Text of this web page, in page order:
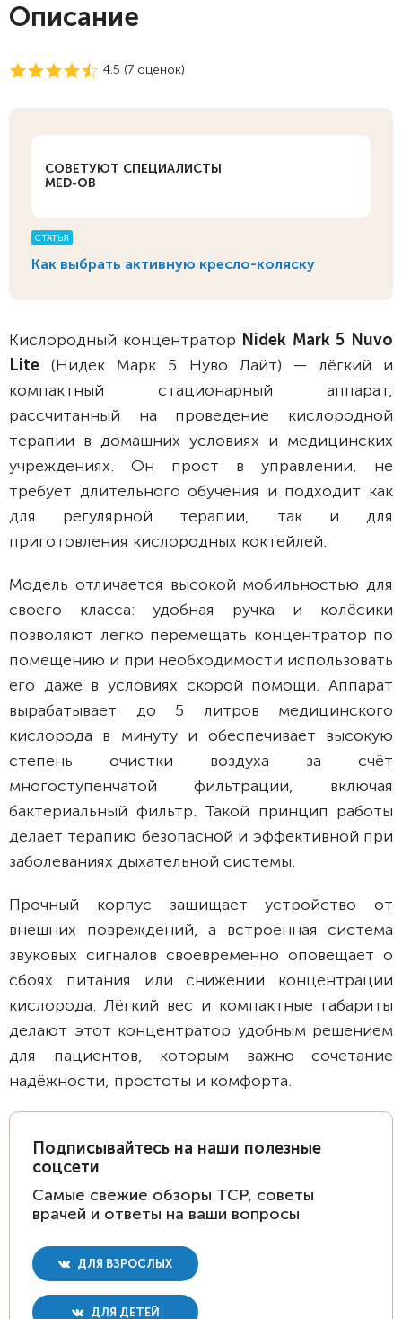
Описание
4.5 (7 оценок)
СОВЕТУЮТ СПЕЦИАЛИСТЫ
MED-OB
СТАТЬЯ
Как выбрать активную кресло-коляску
Кислородный концентратор Nidek Mark 5 Nuvo
Lite (Нидек Марк 5 Нуво Лайт) — лёгкий и
компактный стационарный аппарат,
рассчитанный на проведение кислородной
терапии в домашних условиях и медицинских
учреждениях. Он прост в управлении, не
требует длительного обучения и подходит как
для регулярной терапии, так и для
приготовления кислородных коктейлей.
Модель отличается высокой мобильностью для
своего класса: удобная ручка и колёсики
позволяют легко перемещать концентратор по
помещению и при необходимости использовать
его даже в условиях скорой помощи. Аппарат
вырабатывает до 5 литров медицинского
кислорода в минуту и обеспечивает высокую
степень очистки воздуха за счёт
многоступенчатой фильтрации, включая
бактериальный фильтр. Такой принцип работы
делает терапию безопасной и эффективной при
заболеваниях дыхательной системы.
Прочный корпус защищает устройство от
внешних повреждений, а встроенная система
звуковых сигналов своевременно оповещает о
сбоях питания или снижении концентрации
кислорода. Лёгкий вес и компактные габариты
делают этот концентратор удобным решением
для пациентов, которым важно сочетание
надёжности, простоты и комфорта.
Подписывайтесь на наши полезные
соцсети
Самые свежие обзоры ТСР, советы
врачей и ответы на ваши вопросы
ДЛЯ ВЗРОСЛЫХ
ДЛЯ ДЕТЕЙ